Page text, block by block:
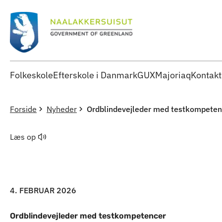
FolkeskoleEfterskole i DanmarkGUXMajoriaqKontakt
Forside Nyheder Ordblindevejleder med
Læs op
4. FEBRUAR 2026
Ordblindevejleder med testkompetencer